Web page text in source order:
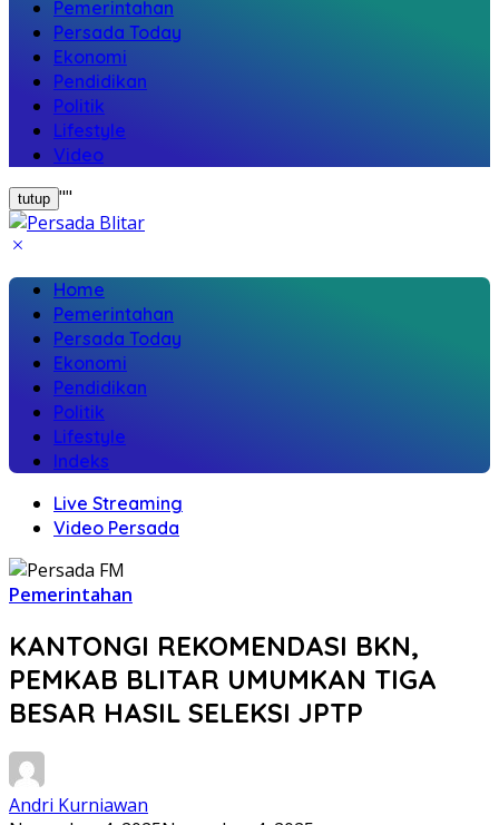
Pemerintahan
Persada Today
Ekonomi
Pendidikan
Politik
Lifestyle
Video
tutup ""
Home
Pemerintahan
Persada Today
Ekonomi
Pendidikan
Politik
Lifestyle
Indeks
Live Streaming
Video Persada
Pemerintahan
KANTONGI REKOMENDASI BKN,
PEMKAB BLITAR UMUMKAN TIGA
BESAR HASIL SELEKSI JPTP
Andri Kurniawan